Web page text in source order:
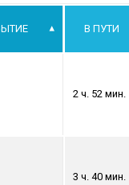
В ПУТИ
2 ч. 52 мин.
3 ч. 40 мин.